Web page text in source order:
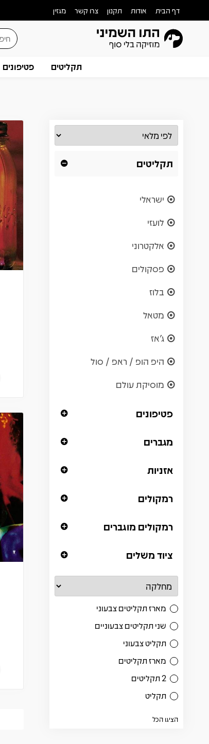
דף הבית אודות תקנון צרו קשר מגזין
תקליטים פטיפונים
תקליטים
ישראלי
לועזי
אלקטרוני
פסקולים
בלוז
מטאל
ג'אז
היפ הופ / ראפ / סול
מוסיקת עולם
פטיפונים
מגברים
אזניות
רמקולים
רמקולים מוגברים
ציוד משלים
מארז תקליטים צבעוני
שני תקליטים צבעוניים
תקליט צבעוני
מארז תקליטים
2 תקליטים
תקליט
הציגו הכל